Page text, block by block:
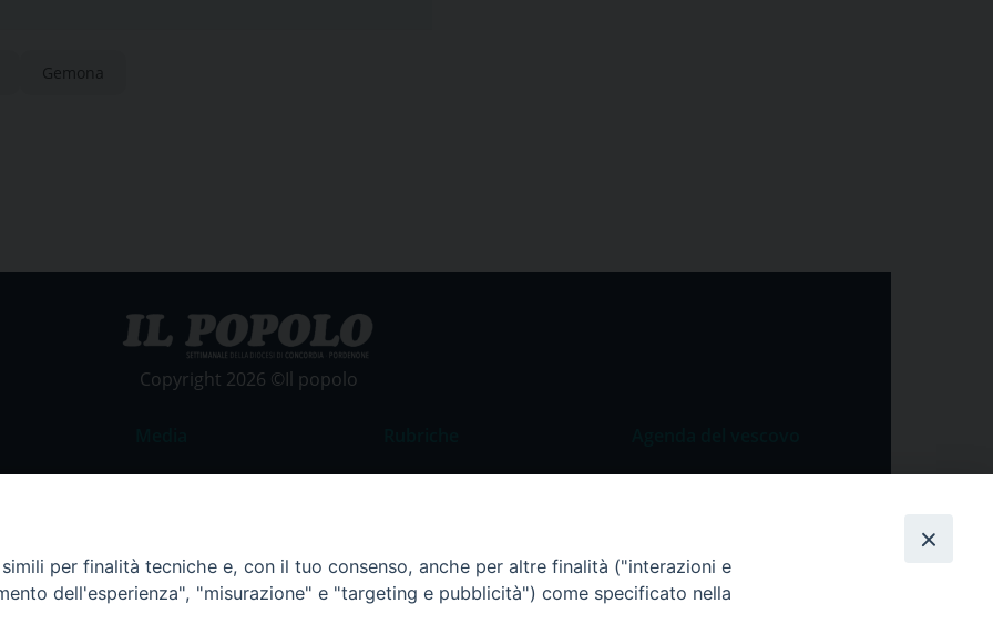
Gemona
Copyright 2026 ©Il popolo
Foto
Commento al Vangelo
Costume e Società
Apostolato della Preghiera
Agenda del vescovo
per finalità tecniche e, con il tuo consenso, anche per altre finalità ("interazioni e
dell'esperienza", "misurazione" e "targeting e pubblicità") come specificato nella